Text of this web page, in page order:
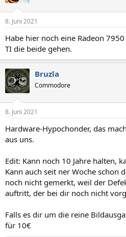
8. Juni 2021
Habe hier noch eine Radeon
TI die beide gehen.
Bruzla
Commodore
8. Juni 2021
Hardware-Hypochonder, das
aus uns.
Edit: Kann noch 10 Jahre halten,
Kann auch seit ner Woche schon
noch nicht gemerkt, weil der
auftritt, der bei dir noch nicht
Falls es dir um die reine
für 10€